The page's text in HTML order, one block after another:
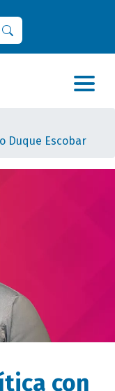
Duque Escobar
con